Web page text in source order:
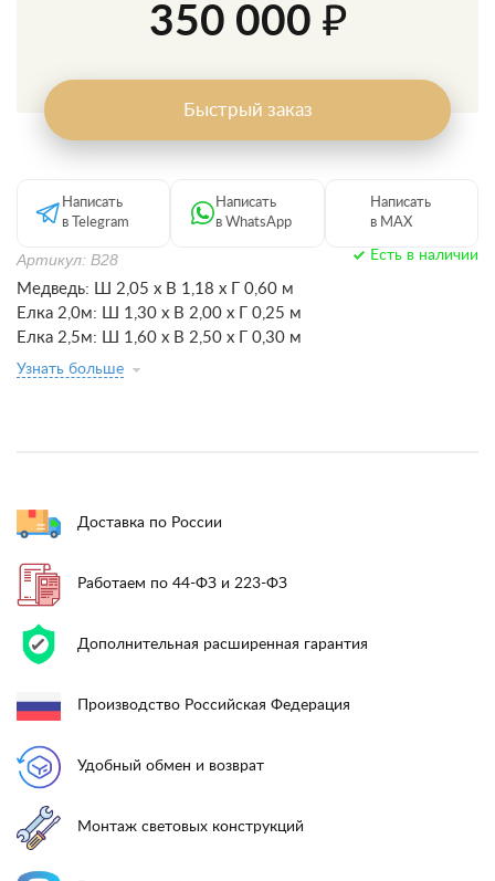
Артикул: В28 Есть в наличии
Медведь: Ш 2,05 x В 1,18 x Г 0,60 м
Елка 2,0м: Ш 1,30 x В 2,00 x Г 0,25 м
Елка 2,5м: Ш 1,60 x В 2,50 x Г 0,30 м
Узнать больше
350 000 ₽
Быстрый заказ
Написать
в Telegram
Написать
в WhatsApp
Написать
в MAX
Доставка по России
Работаем по 44-ФЗ и 223-ФЗ
Дополнительная расширенная гарантия
Производство Российская Федерация
Удобный обмен и возврат
Монтаж световых конструкций